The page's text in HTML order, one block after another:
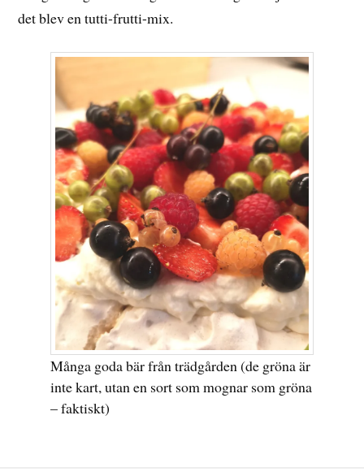
det blev en tutti-frutti-mix.
Många goda bär från trädgården (de gröna är
inte kart, utan en sort som mognar som gröna
– faktiskt)